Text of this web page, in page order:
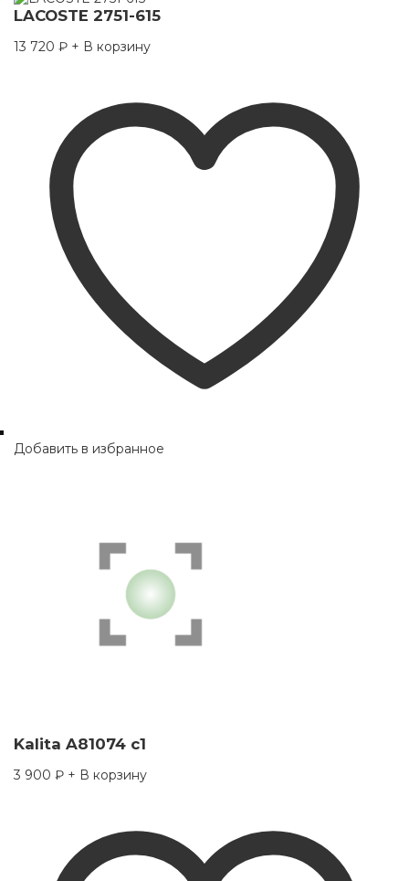
LACOSTE 2751-615
13 720 ₽ + В корзину
Добавить в избранное
Kalita A81074 c1
3 900 ₽ + В корзину